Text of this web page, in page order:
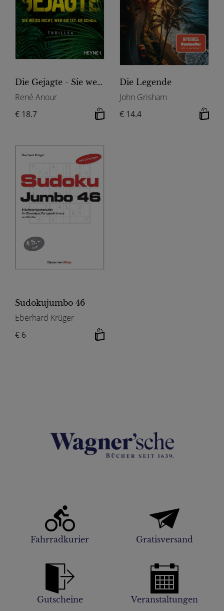
Die Gejagte - Sie weiß nicht, wer sie ist. Er schon.
René Anour
€ 18.7
Die Legende
John Grisham
€ 14.4
Sudokujumbo 46
Eberhard Krüger
€ 6
Fahrradkurier Gratisversand
Gutscheine Veranstaltungen